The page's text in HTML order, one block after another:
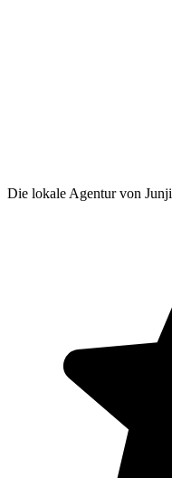
Die lokale Agentur von Junji